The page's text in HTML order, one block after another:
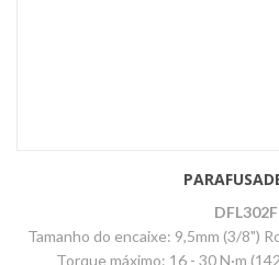
DFL302F
Tamanho do encaixe: 9,5mm (3/8")
Torque máximo: 16 - 30 N·m